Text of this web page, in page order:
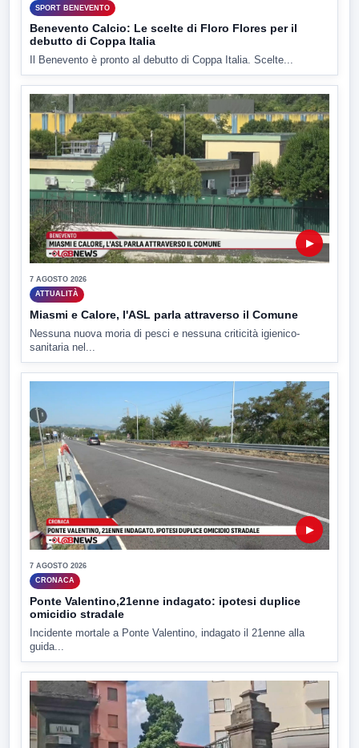
SPORT BENEVENTO
Benevento Calcio: Le scelte di Floro Flores per il
debutto di Coppa Italia
Il Benevento è pronto al debutto di Coppa Italia. Scelte...
▶
7 AGOSTO 2026
ATTUALITÀ
Miasmi e Calore, l'ASL parla attraverso il Comune
Nessuna nuova moria di pesci e nessuna criticità igienico-
sanitaria nel...
▶
7 AGOSTO 2026
CRONACA
Ponte Valentino,21enne indagato: ipotesi duplice
omicidio stradale
Incidente mortale a Ponte Valentino, indagato il 21enne alla
guida...